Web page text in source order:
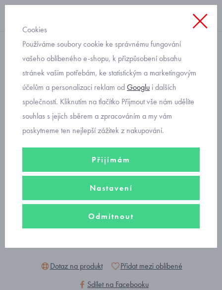
bez kapuce
mikina s panenkou Mayoral
2476-13
Dotaz na produkt
Přidat mezi oblíbené
Sdílet na Facebooku
Cookies
Používáme soubory cookie ke správnému fungování
vašeho oblíbeného e-shopu, k přizpůsobení obsahu
stránek vašim potřebám, ke statistickým a marketingovým
účelům a personalizaci reklam odGooglu i dalších
společností. Kliknutím na tlačítko Přijmout vše nám udělíte
souhlas s jejich sběrem a zpracováním a my vám
poskytneme ten nejlepší zážitek z nakupování.
Přijímám
Nastavení
Odmítnout